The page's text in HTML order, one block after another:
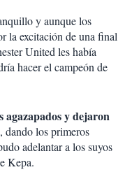
y aunque los
la excitación de una final
United les había
hacer el campeón de
agazapados y dejaron
, dando los primeros
adelantar a los suyos
Kepa.